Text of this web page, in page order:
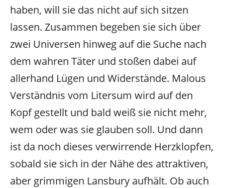
haben, will sie das nicht auf sich sitzen
lassen. Zusammen begeben sie sich über
zwei Universen hinweg auf die Suche nach
dem wahren Täter und stoßen dabei auf
allerhand Lügen und Widerstände. Malous
Verständnis vom Litersum wird auf den
Kopf gestellt und bald weiß sie nicht mehr,
wem oder was sie glauben soll. Und dann
ist da noch dieses verwirrende Herzklopfen,
sobald sie sich in der Nähe des attraktiven,
aber grimmigen Lansbury aufhält. Ob auch